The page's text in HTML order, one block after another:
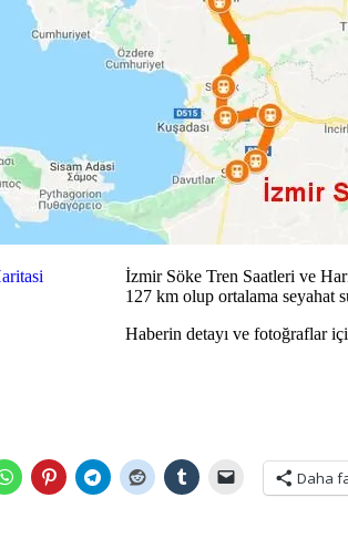
İzmir Söke Tren Saatleri ve
127 km olup ortalama seyahat
Haberin detayı ve fotoğraflar
Daha